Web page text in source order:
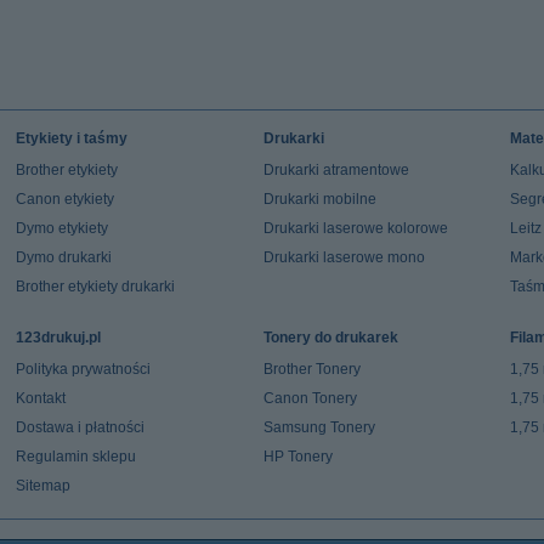
Etykiety i taśmy
Brother etykiety
Canon etykiety
Dymo etykiety
Dymo drukarki
Brother etykiety drukarki
Drukarki
Drukarki atramentowe
Drukarki mobilne
Drukarki laserowe kolorowe
Drukarki laserowe mono
123drukuj.pl
Polityka prywatności
Kontakt
Dostawa i płatności
Regulamin sklepu
Sitemap
Tonery do drukarek
Brother Tonery
Canon Tonery
Samsung Tonery
HP Tonery
1,75
1,75
1,75